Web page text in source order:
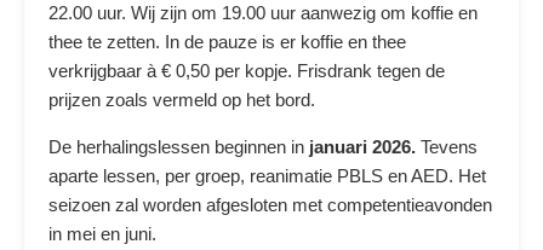
22.00 uur. Wij zijn om 19.00 uur aanwezig om koffie en
thee te zetten. In de pauze is er koffie en thee
verkrijgbaar à € 0,50 per kopje. Frisdrank tegen de
prijzen zoals vermeld op het bord.
De herhalingslessen beginnen in januari 2026. Tevens
aparte lessen, per groep, reanimatie PBLS en AED. Het
seizoen zal worden afgesloten met competentieavonden
in mei en juni.